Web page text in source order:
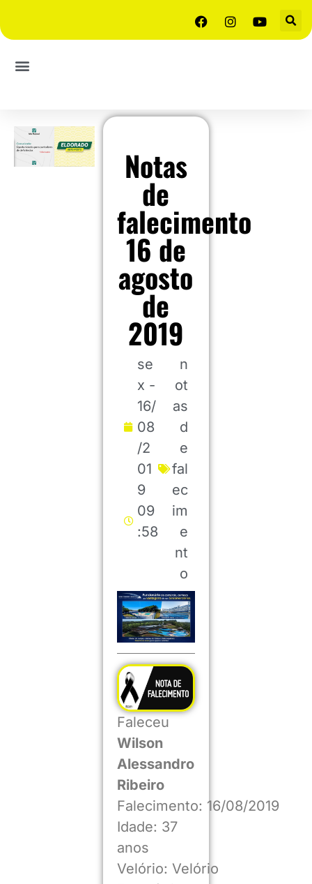
Notas
de
falecimento
16 de
agosto
de
2019
se
x -
16/
08
/2
01
9
09
:58
n
ot
as
d
e
fal
ec
im
e
nt
o
Faleceu
Wilson
Alessandro
Ribeiro
Falecimento: 16/08/2019
Idade: 37
anos
Velório: Velório